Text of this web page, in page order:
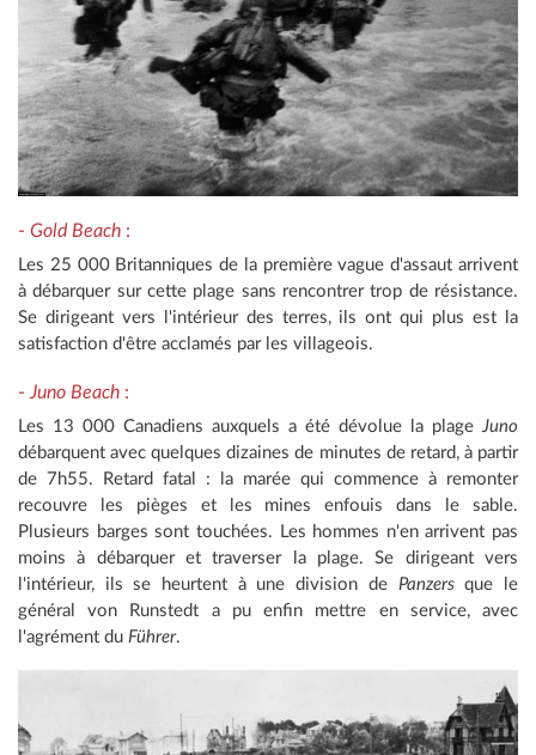
- Gold Beach :
Les 25 000 Britanniques de la première vague d'assaut arrivent
à débarquer sur cette plage sans rencontrer trop de résistance.
Se dirigeant vers l'intérieur des terres, ils ont qui plus est la
satisfaction d'être acclamés par les villageois.
- Juno Beach :
Les 13 000 Canadiens auxquels a été dévolue la plage Juno
débarquent avec quelques dizaines de minutes de retard, à partir
de 7h55. Retard fatal : la marée qui commence à remonter
recouvre les pièges et les mines enfouis dans le sable.
Plusieurs barges sont touchées. Les hommes n'en arrivent pas
moins à débarquer et traverser la plage. Se dirigeant vers
l'intérieur, ils se heurtent à une division de Panzersque le
général von Runstedt a pu enfin mettre en service, avec
l'agrément du Führer.